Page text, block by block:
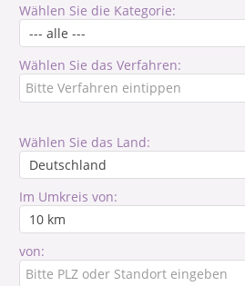
Wählen Sie die Kategorie:
Wählen Sie das Verfahren:
Wählen Sie das Land:
Im Umkreis von:
von: